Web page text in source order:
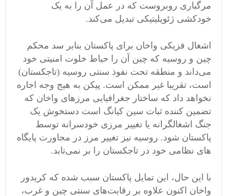
مرگباری روبروست که در عمل آن را به یک
خودکشی ژئوپلیتیکی تبدیل می‌کند.
اشغال فزیکی واخان برای پاکستان بنابر سد محکم
چین و روسیه که چین آن را حیاط خلوت امنیتی خود
می‌داند و منطقه تحت نفوذ سنتی روسیه (تاجکستان)
است، تقریبا غیر ممکن است. پیکن به هیج وجه اجاره
نخواهد داد که ساختار جغرافیایی مرزهای واخان که
تضمین کننده ثبات سین کیانگ است دستخوش یک
جنگ اشغالگرانه یا تغییر مرزی خودسرانه توسط
پاکستان شود. روسیه نیز تغییر مرز در مجاورت پایگاه
های نظامی خود در تاجکستان را بر نمی‌تابد.
با این حال، این تمایل پاکستان سبب شده که کریدور
واخان اکنون علاوه بر رقابت‌های سنتی چین و غرب،